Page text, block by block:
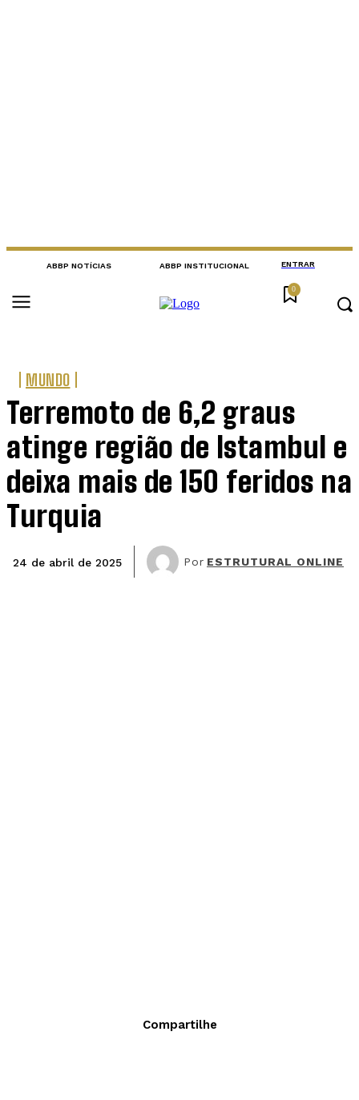
ABBP NOTÍCIAS ABBP INSTITUCIONAL ENTRAR
0
MUNDO
Terremoto de 6,2 graus
atinge região de Istambul e
deixa mais de 150 feridos na
Turquia
24 de abril de 2025 Por ESTRUTURAL ONLINE
Compartilhe